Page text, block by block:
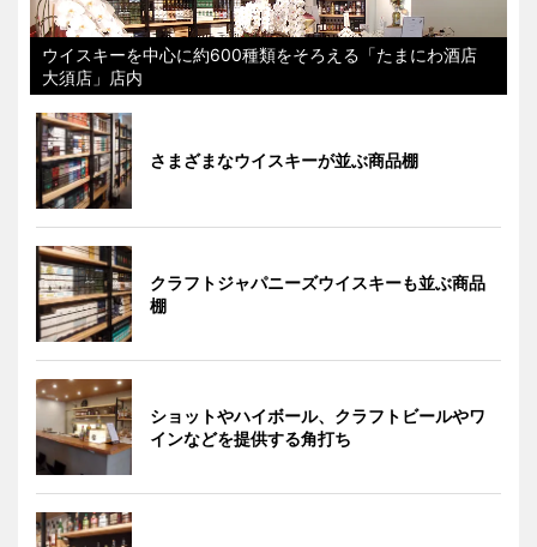
ウイスキーを中心に約600種類をそろえる「たまにわ酒店
大須店」店内
さまざまなウイスキーが並ぶ商品棚
クラフトジャパニーズウイスキーも並ぶ商品
棚
ショットやハイボール、クラフトビールやワ
インなどを提供する角打ち